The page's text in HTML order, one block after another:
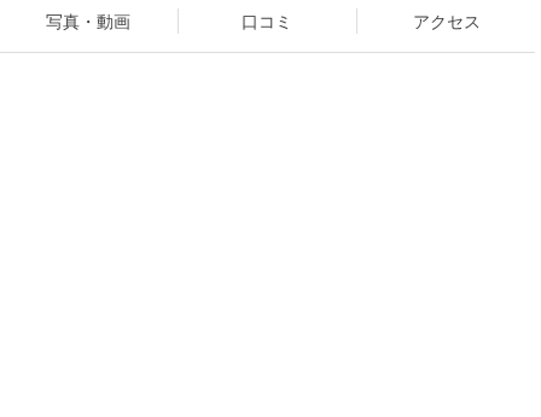
写真・動画 口コミ アクセス